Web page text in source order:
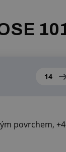
14
povrchem,